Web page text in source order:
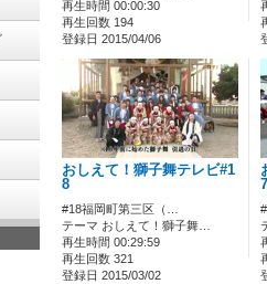
再生時間 00:00:30
再生回数 194
登録日 2015/04/06
おしえて！獅子舞テレビ#1
8
#18福岡町第三区（…
テーマ おしえて！獅子舞…
再生時間 00:29:59
再生回数 321
登録日 2015/03/02
7